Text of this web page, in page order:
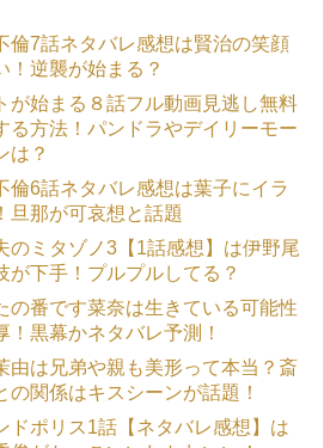
倫7話ネタバレ感想は賢治の笑顔
！逆襲が始まる？
が始まる８話フル動画見逃し無料
る方法！パンドラやデイリーモー
は？
倫6話ネタバレ感想は葉子にイラ
旦那が可哀想と話題
のミタゾノ3【1話感想】は伊野尾
が下手！プルプルしてる？
の番です菜奈は生きている可能性
！黒幕かネタバレ予測！
由は兄弟や親も美形って本当？斎
の関係はキスシーンが話題！
ドポリス1話【ネタバレ感想】は